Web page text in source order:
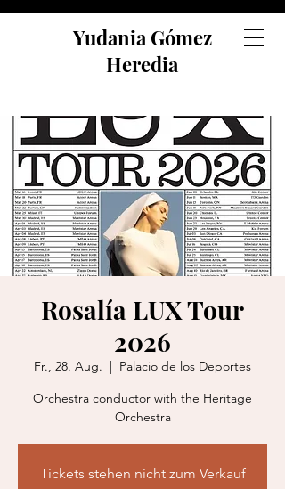
Yudania Gómez
Heredia
Rosalía LUX Tour
2026
Fr., 28. Aug.
  |
Palacio de los Deportes
Orchestra conductor with the Heritage
Orchestra
Tickets stehen nicht zum Verkauf